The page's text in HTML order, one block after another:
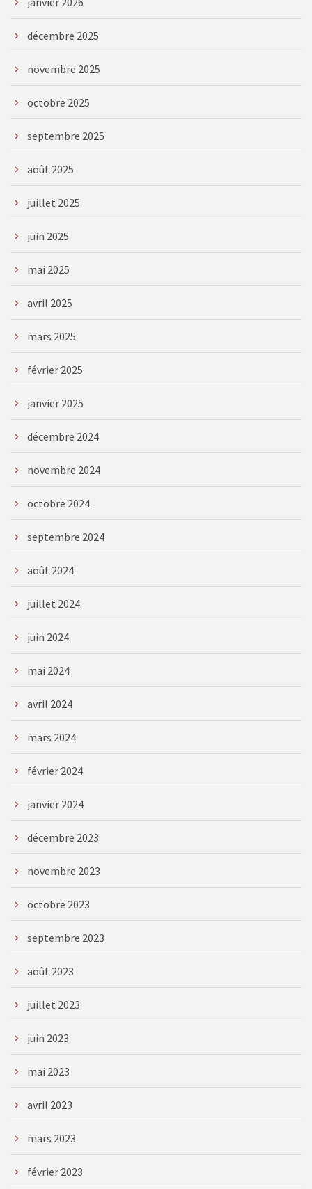
décembre 2025
novembre 2025
octobre 2025
septembre 2025
août 2025
juillet 2025
juin 2025
mai 2025
avril 2025
mars 2025
février 2025
janvier 2025
décembre 2024
novembre 2024
octobre 2024
septembre 2024
août 2024
juillet 2024
juin 2024
mai 2024
avril 2024
mars 2024
février 2024
janvier 2024
décembre 2023
novembre 2023
octobre 2023
septembre 2023
août 2023
juillet 2023
juin 2023
mai 2023
avril 2023
mars 2023
février 2023